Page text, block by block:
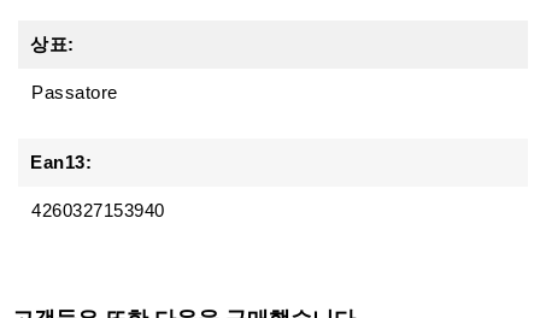
상표:
Passatore
Ean13:
4260327153940